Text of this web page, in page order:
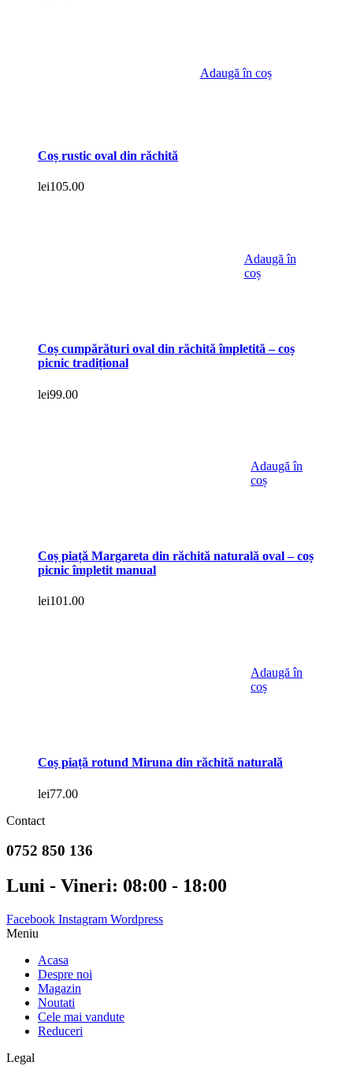
Adaugă în coș
Coș rustic oval din răchită
lei105.00
Adaugă în
coș
Coș cumpărături oval din răchită împletită – coș
picnic tradițional
lei99.00
Adaugă în
coș
Coș piață Margareta din răchită naturală oval – coș
picnic împletit manual
lei101.00
Adaugă în
coș
Coș piață rotund Miruna din răchită naturală
lei77.00
Contact
0752 850 136
Luni - Vineri: 08:00 - 18:00
Facebook Instagram Wordpress
Meniu
Acasa
Despre noi
Magazin
Noutati
Cele mai vandute
Reduceri
Legal